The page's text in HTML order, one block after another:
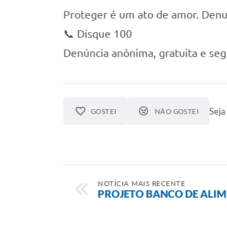
Proteger é um ato de amor.
📞 Disque 100
Denúncia anônima, gratuita e
GOSTEI NÃO GOSTEI
NOTÍCIA MAIS RECENTE
PROJETO BANCO DE